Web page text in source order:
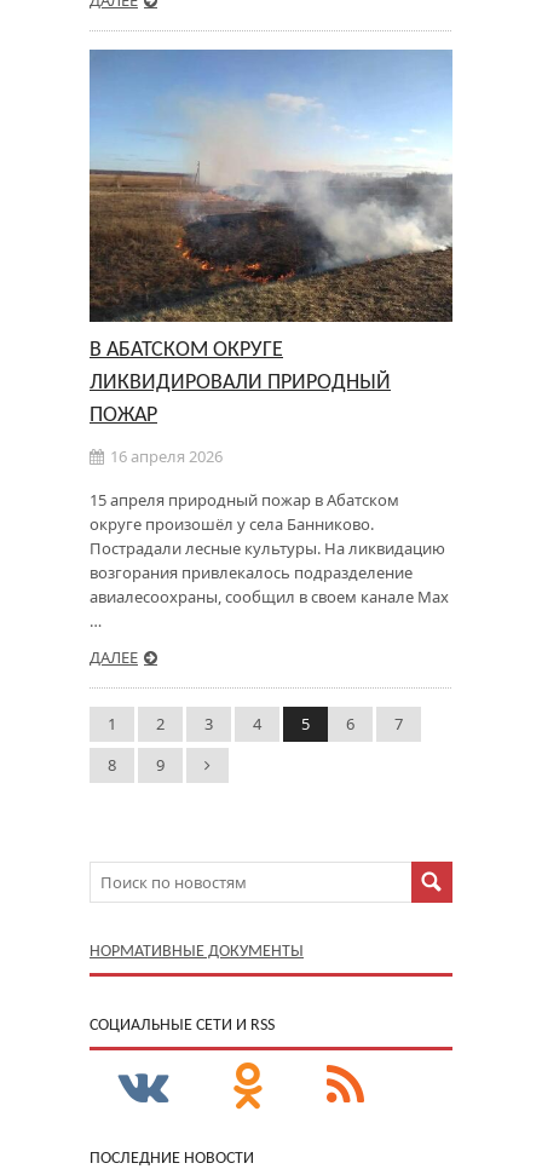
В АБАТСКОМ ОКРУГЕ
ЛИКВИДИРОВАЛИ ПРИРОДНЫЙ
ПОЖАР
16 апреля 2026
15 апреля природный пожар в Абатском
округе произошёл у села Банниково.
Пострадали лесные культуры. На ликвидацию
возгорания привлекалось подразделение
авиалесоохраны, сообщил в своем канале Мах
…
ДАЛЕЕ
1 2 3 4 5 6
7
8
9
НОРМАТИВНЫЕ ДОКУМЕНТЫ
CОЦИАЛЬНЫЕ СЕТИ И RSS
ПОСЛЕДНИЕ НОВОСТИ